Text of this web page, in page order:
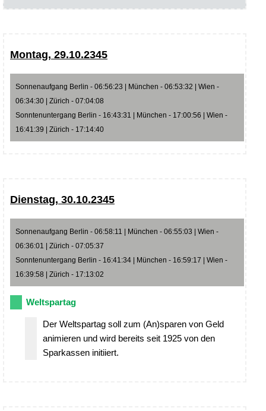
Montag, 29.10.2345
Sonnenaufgang Berlin - 06:56:23 | München - 06:53:32 | Wien -
06:34:30 | Zürich - 07:04:08
Sonntenuntergang Berlin - 16:43:31 | München - 17:00:56 | Wien -
16:41:39 | Zürich - 17:14:40
Dienstag, 30.10.2345
Sonnenaufgang Berlin - 06:58:11 | München - 06:55:03 | Wien -
06:36:01 | Zürich - 07:05:37
Sonntenuntergang Berlin - 16:41:34 | München - 16:59:17 | Wien -
16:39:58 | Zürich - 17:13:02
Weltspartag
Der Weltspartag soll zum (An)sparen von Geld
animieren und wird bereits seit 1925 von den
Sparkassen initiiert.